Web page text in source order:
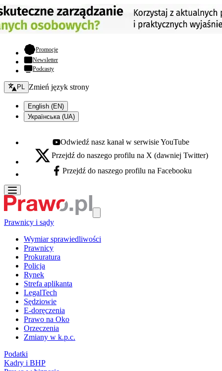
Promocje- otwiera się w nowej karcie
Newsletter
Podcasty
Zmień język - bieżący:
PL Zmień język strony
English (EN)
Українська (UA)
Youtube - otwiera się w nowej karcie
Odwiedź nasz kanał w serwisie YouTube
X - otwiera się w nowej karcie
Przejdź do naszego profilu na X (dawniej Twitter)
Facebook - otwiera się w nowej karcie
Przejdź do naszego profilu na Facebooku
Prawnicy i sądy
Wymiar sprawiedliwości
Prawnicy
Prokuratura
Policja
Rynek
Strefa aplikanta
LegalTech
Sędziowie
E-doręczenia
Prawo na Oko
Orzeczenia
Zmiany w k.p.c.
Podatki
Kadry i BHP